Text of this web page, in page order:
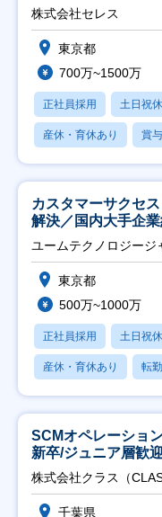
株式会社セレス
東京都
700万~1500万
正社員採用 土日祝
産休・育休あり 賞
カスタマーサクセ
解決／国内大手企
ユームテクノロジージ
東京都
500万~1000万
正社員採用 土日祝
産休・育休あり 転
SCMオペレーショ
新卒/ジュニア層歓迎
株式会社クラス（CLAS
千葉県